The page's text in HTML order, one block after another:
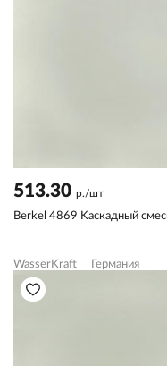
513.30 р./шт
Berkel 4869 Kаскадный
WasserKraft Германия